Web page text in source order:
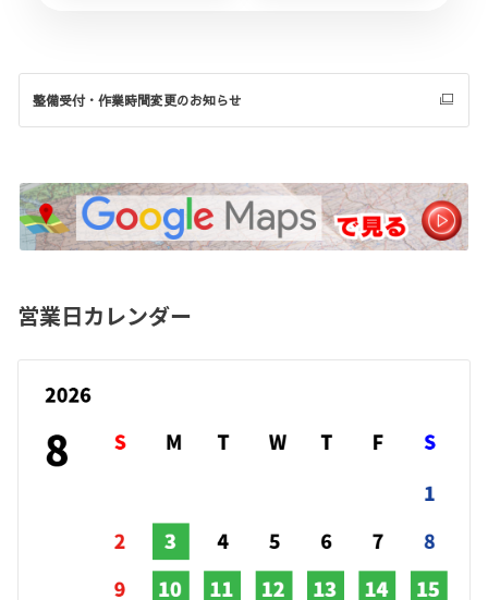
整備受付・作業時間変更のお知らせ
営業日カレンダー